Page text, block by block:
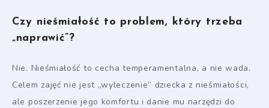
Czy nieśmiałość to problem, który trzeba
„naprawić”?
Nie. Nieśmiałość to cecha temperamentalna, a nie wada.
Celem zajęć nie jest „wyleczenie” dziecka z nieśmiałości,
ale poszerzenie jego komfortu i danie mu narzędzi do